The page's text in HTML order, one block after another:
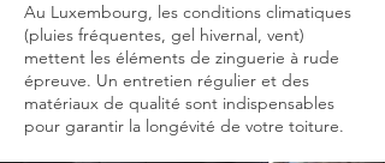
Au Luxembourg, les conditions climatiques
(pluies fréquentes, gel hivernal, vent)
mettent les éléments de zinguerie à rude
épreuve. Un entretien régulier et des
matériaux de qualité sont indispensables
pour garantir la longévité de votre toiture.